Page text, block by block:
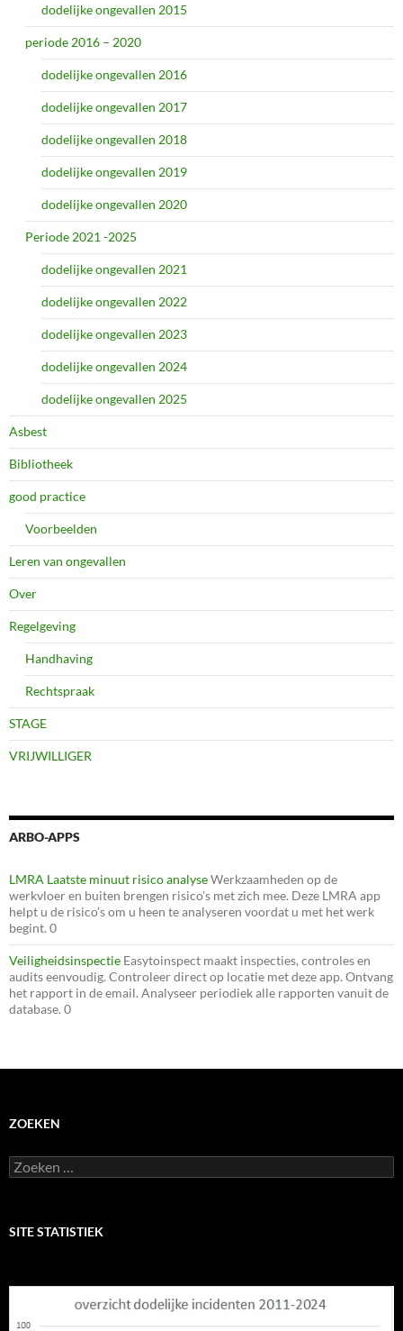
dodelijke ongevallen 2015
periode 2016 – 2020
dodelijke ongevallen 2016
dodelijke ongevallen 2017
dodelijke ongevallen 2018
dodelijke ongevallen 2019
dodelijke ongevallen 2020
Periode 2021 -2025
dodelijke ongevallen 2021
dodelijke ongevallen 2022
dodelijke ongevallen 2023
dodelijke ongevallen 2024
dodelijke ongevallen 2025
Asbest
Bibliotheek
good practice
Voorbeelden
Leren van ongevallen
Over
Regelgeving
Handhaving
Rechtspraak
STAGE
VRIJWILLIGER
ARBO-APPS
LMRA Laatste minuut risico analyseWerkzaamheden op de
werkvloer en buiten brengen risico’s met zich mee. Deze LMRA app
helpt u de risico’s om u heen te analyseren voordat u met het werk
begint. 0
Veiligheidsinspectie Easytoinspect maakt inspecties, controles en
audits eenvoudig. Controleer direct op locatie met deze app. Ontvang
het rapport in de email. Analyseer periodiek alle rapporten vanuit de
database. 0
ZOEKEN
Zoeken
naar:
SITE STATISTIEK